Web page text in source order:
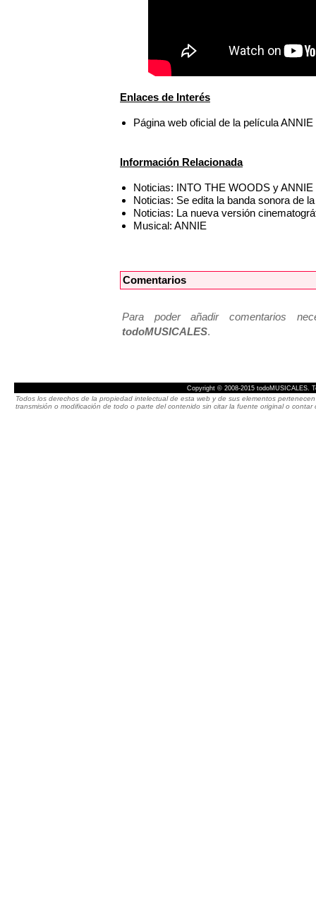
Enlaces de Interés
Página web oficial de la película ANNIE
Información Relacionada
Noticias: INTO THE WOODS y
Noticias: Se edita la banda sonora de
Noticias: La nueva versión
Musical: ANNIE
Comentarios
Para poder añadir comentarios
todoMUSICALES.
Copyright © 2008-2015 todoMUSICALES.
Todos los derechos de la propiedad intelectual de esta web y de sus elementos
transmisión o modificación de todo o parte del contenido sin citar la fuente original o